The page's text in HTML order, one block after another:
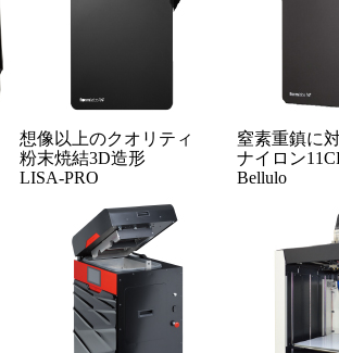
想像以上のクオリティ
粉末焼結3D造形
窒素重鎮に
ナイロン
LISA-PRO Bellulo